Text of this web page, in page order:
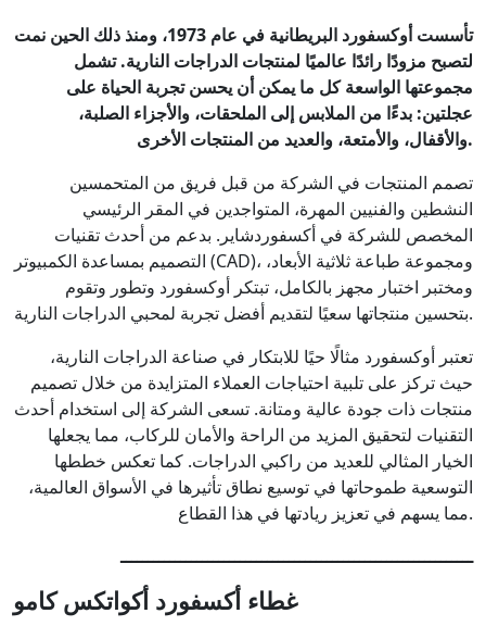
تأسست أوكسفورد البريطانية في عام 1973، ومنذ ذلك الحين نمت
لتصبح مزودًا رائدًا عالميًا لمنتجات الدراجات النارية. تشمل
مجموعتها الواسعة كل ما يمكن أن يحسن تجربة الحياة على
عجلتين: بدءًا من الملابس إلى الملحقات، والأجزاء الصلبة،
والأقفال، والأمتعة، والعديد من المنتجات الأخرى.
تصمم المنتجات في الشركة من قبل فريق من المتحمسين
النشطين والفنيين المهرة، المتواجدين في المقر الرئيسي
المخصص للشركة في أكسفوردشاير. بدعم من أحدث تقنيات
التصميم بمساعدة الكمبيوتر (CAD)، ومجموعة طباعة ثلاثية الأبعاد،
ومختبر اختبار مجهز بالكامل، تبتكر أوكسفورد وتطور وتقوم
بتحسين منتجاتها سعيًا لتقديم أفضل تجربة لمحبي الدراجات النارية.
تعتبر أوكسفورد مثالًا حيًا للابتكار في صناعة الدراجات النارية،
حيث تركز على تلبية احتياجات العملاء المتزايدة من خلال تصميم
منتجات ذات جودة عالية ومتانة. تسعى الشركة إلى استخدام أحدث
التقنيات لتحقيق المزيد من الراحة والأمان للركاب، مما يجعلها
الخيار المثالي للعديد من راكبي الدراجات. كما تعكس خططها
التوسعية طموحاتها في توسيع نطاق تأثيرها في الأسواق العالمية،
مما يسهم في تعزيز ريادتها في هذا القطاع.
ـــــــــــــــــــــــــــــــــــــــــــــــــــــــــــــــــ
غطاء أكسفورد أكواتكس كامو